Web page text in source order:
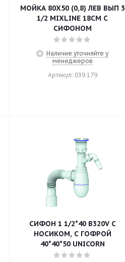
МОЙКА 80Х50 (0,8) ЛЕВ ВЫП 3
1/2 MIXLINE 18СМ С
СИФОНОМ
Наличие уточняйте у
менеджеров
Артикул: 039 179
СИФОН 1 1/2*40 В320V С
НОСИКОМ, С ГОФРОЙ
40*40*50 UNICORN